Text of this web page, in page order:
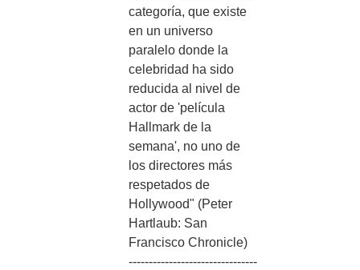
categoría, que existe
en un universo
paralelo donde la
celebridad ha sido
reducida al nivel de
actor de 'película
Hallmark de la
semana', no uno de
los directores más
respetados de
Hollywood" (Peter
Hartlaub: San
Francisco Chronicle)
--------------------------------